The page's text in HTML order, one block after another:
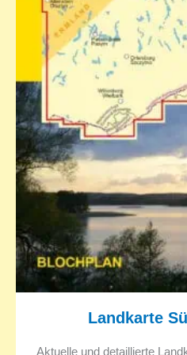
Landkarte
Aktuelle und detaillierte